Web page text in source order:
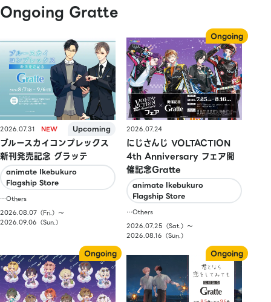
Ongoing Gratte
2026.07.31
ブルースカイコンプレックス
新刊発売記念 グラッテ
animate Ikebukuro
Flagship Store
…Others
2026.08.07（Fri.）〜
2026.09.06（Sun.）
2026.07.24
にじさんじ VOLTACTION
4th Anniversary フェア開
催記念Gratte
animate Ikebukuro
Flagship Store
…Others
2026.07.25（Sat.）〜
2026.08.16（Sun.）